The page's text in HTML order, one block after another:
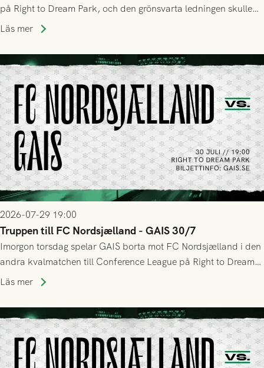
på Right to Dream Park, och den grönsvarta ledningen skulle
upphöra efter mindre än kvarten spelad. På lika mark visade
tennissiffror och det grönsvarta europaäventyret tog slut.
Läs mer
2026-07-29 19:00
Truppen till FC Nordsjælland - GAIS 30/7
Imorgon torsdag spelar GAIS borta mot FC Nordsjælland i den
andra kvalmatchen till Conference League på Right to Dream
Park! Fredrik Holmberg och ledarstaben har tagit ut följande
Läs mer